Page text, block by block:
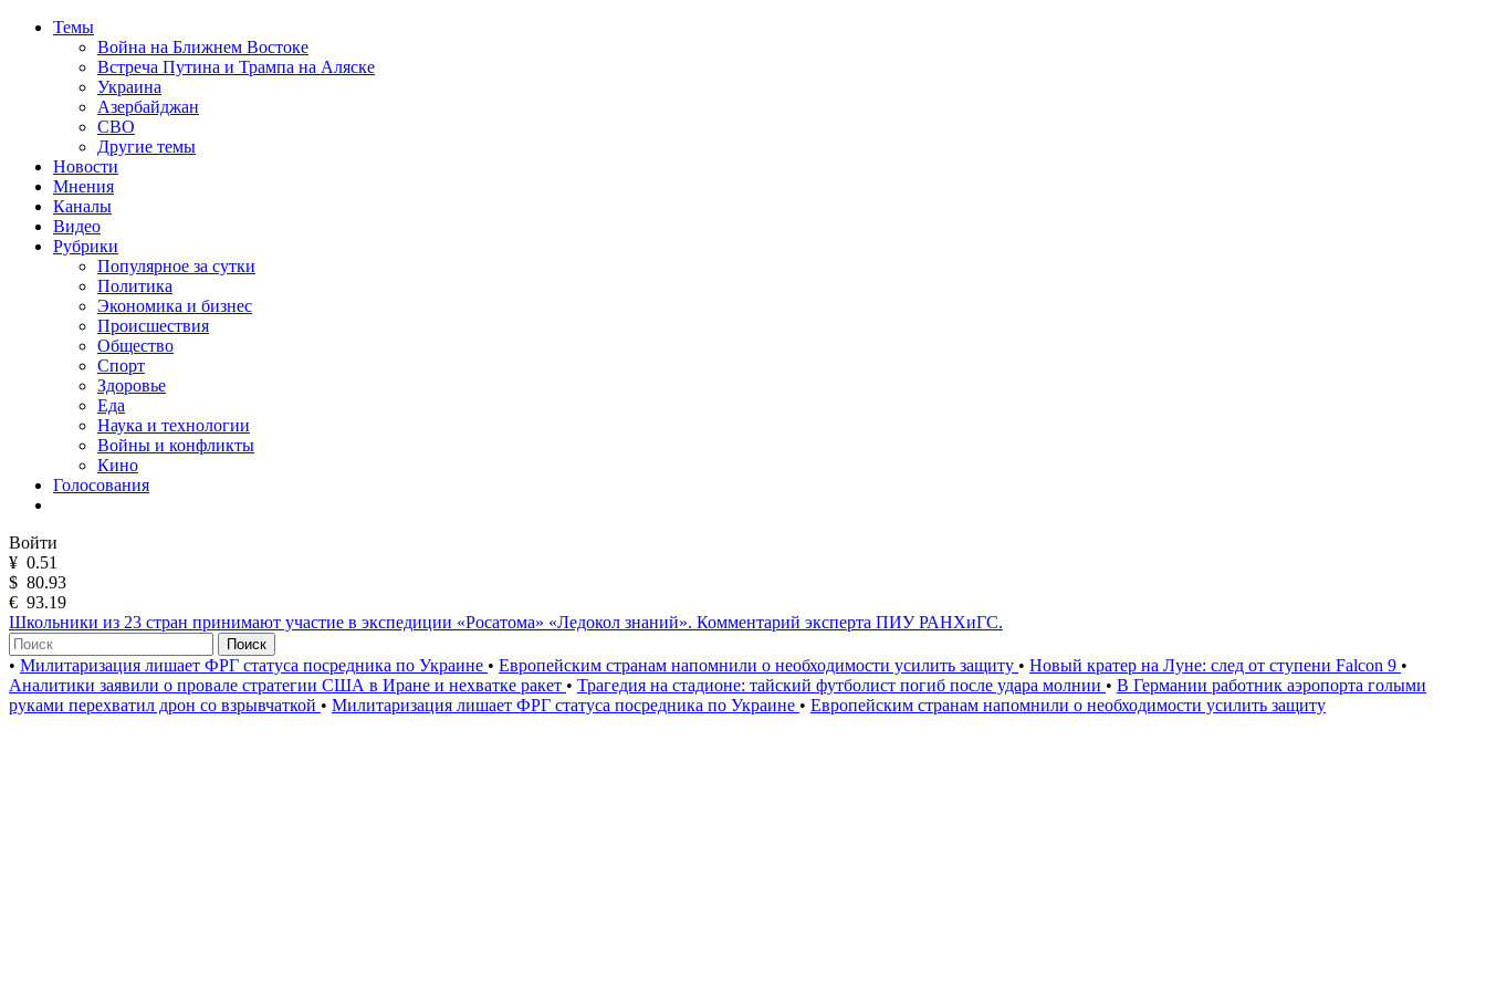
Темы
Война на Ближнем Востоке
Встреча Путина и Трампа на Аляске
Украина
Азербайджан
СВО
Другие темы
Новости
Мнения
Каналы
Видео
Рубрики
Популярное за сутки
Политика
Экономика и бизнес
Происшествия
Общество
Спорт
Здоровье
Еда
Наука и технологии
Войны и конфликты
Кино
Голосования
Войти
¥ 0.51
$ 80.93
€ 93.19
Школьники из 23 стран принимают участие в экспедиции «Росатома» «Ледокол знаний». Комментарий эксперта ПИУ РАНХиГС.
Поиск
• Милитаризация лишает ФРГ статуса посредника по Украине • Европейским странам напомнили о необходимости усилить защиту • Новый кратер на Луне: след от ступени Falcon 9 •
Аналитики заявили о провале стратегии США в Иране и нехватке ракет • Трагедия на стадионе: тайский футболист погиб после удара молнии • В Германии работник аэропорта голыми
руками перехватил дрон со взрывчаткой • Милитаризация лишает ФРГ статуса посредника по Украине • Европейским странам напомнили о необходимости усилить защиту